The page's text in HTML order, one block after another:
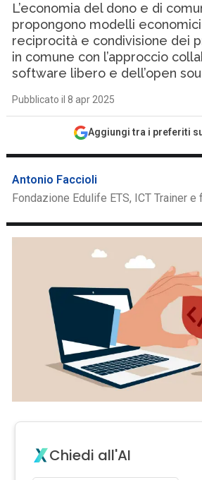
L’economia del dono e di
propongono modelli
reciprocità e condivisione dei
in comune con l’approccio
software libero e dell’open
Pubblicato il 8 apr 2025
Aggiungi tra i preferiti
Antonio Faccioli
Fondazione Edulife ETS, ICT Trainer
Chiedi all'AI